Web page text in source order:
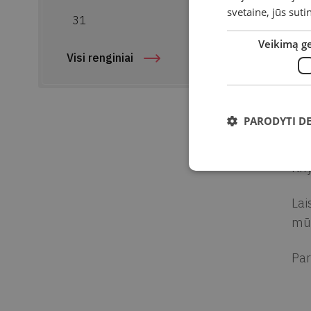
31
Visi renginiai
svetaine, jūs
Veikimą
PARODYTI